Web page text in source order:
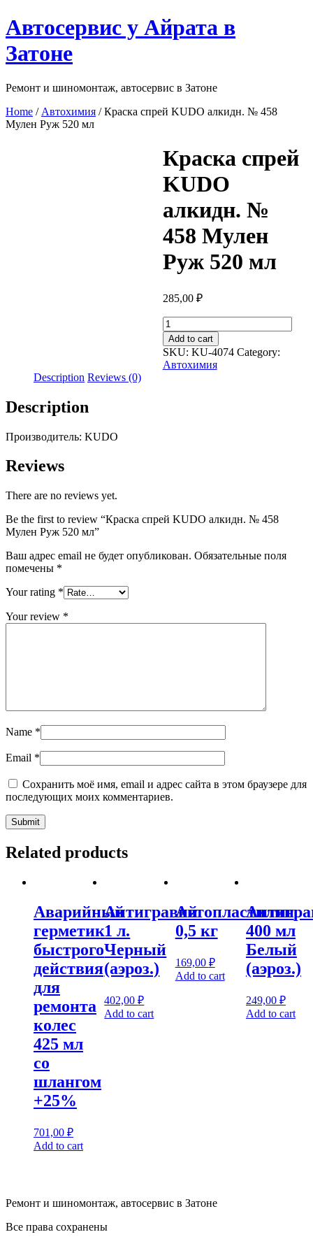
Перейти
к
содержимому
Автосервис у Айрата в
Затоне
Ремонт и шиномонтаж, автосервис в Затоне
Home / Автохимия / Краска спрей KUDO алкидн. № 458
Мулен Руж 520 мл
Краска спрей
KUDO
алкидн. №
458 Мулен
Руж 520 мл
285,00 ₽
Краска
спрей
KUDO
алкидн.
№
Add to cart
SKU: KU-4074 Category:
Автохимия
Description Reviews (0)
Description
Производитель: KUDO
Reviews
There are no reviews yet.
Be the first to review “Краска спрей KUDO алкидн. № 458
Мулен Руж 520 мл”
Ваш адрес email не будет опубликован. Обязательные поля
помечены *
Your rating *
Your review *
Name *
Email *
Сохранить моё имя, email и адрес сайта в этом браузере для
последующих моих комментариев.
Related products
Аварийный
герметик
быстрого
действия
для
ремонта
колес
425 мл
со
шлангом
+25%
701,00 ₽
Add to cart
Антигравий
1 л.
Черный
(аэроз.)
402,00₽
Add to cart
Автопластилин
0,5 кг
169,00 ₽
Add to cart
400 мл
Белый
(аэроз.)
249,00 ₽
Add to cart
Ремонт и шиномонтаж, автосервис в Затоне
Все права сохранены